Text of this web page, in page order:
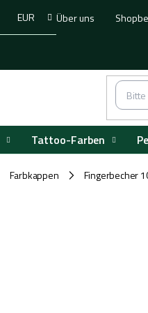
Über uns
EUR
Tattoo-Farben
Farbkappen / Fingerbecher